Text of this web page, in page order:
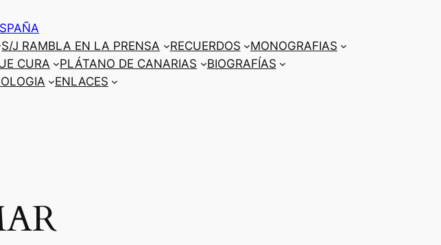
S/J RAMBLA EN LA PRENSA RECUERDOS
MONOGRAFIAS
CURA PLÁTANO DE CANARIAS
BIOGRAFÍAS
ENLACES